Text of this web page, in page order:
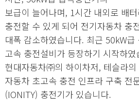
보급이 늘어나며, 1시간 내외로 배
충전할 수 있게 되어 전기자동차 충
대폭 감소하였습니다. 최근 50kW급
고속 충전설비가 등장하기 시작하
현대자동차㈜의 하이차저, 테슬라
자동차 초고속 충전 인프라 구축 전
(IONITY) 충전기가 있습니다.